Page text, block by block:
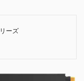
リーズ